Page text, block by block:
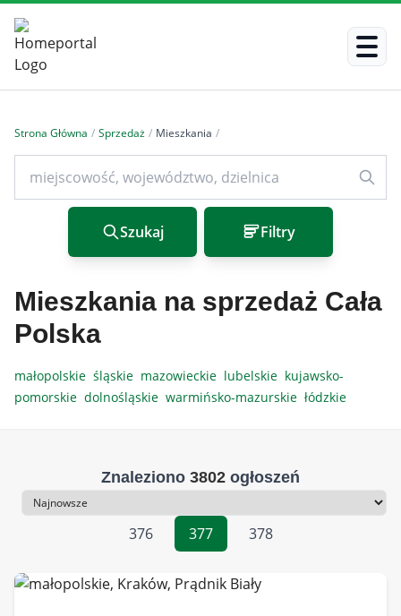
Strona Główna / Sprzedaż / Mieszkania /
Szukaj Filtry
Mieszkania na sprzedaż Cała
Polska
małopolskie śląskie mazowieckie lubelskie kujawsko-
pomorskie dolnośląskie warmińsko-mazurskie łódzkie
Znaleziono 3802 ogłoszeń
Sortowanie
376
377 378